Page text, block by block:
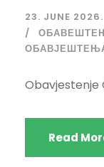
23. JUNE 2026.
Obavjestenje
Read